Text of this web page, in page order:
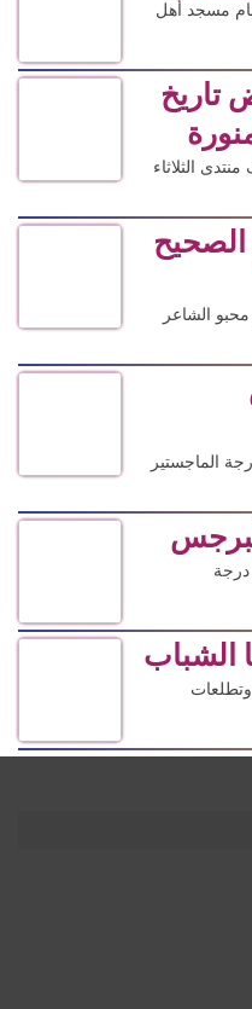
مسجد أهل
تاريخ
الثلاثاء
الصحيح
الشاعر
الماجستير
درجة
الشباب
وتطلعات